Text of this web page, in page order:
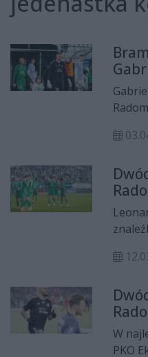
PKO
24.
W
PKO